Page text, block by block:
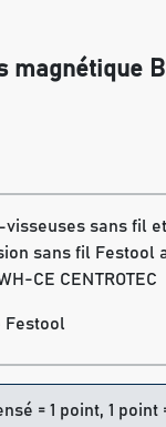
magnétique
sans fil
sans fil Festool
CE CENTROTEC
Festool
= 1 point, 1 point